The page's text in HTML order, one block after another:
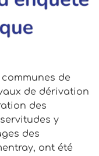
de
de dérivation
des
y
des
ont été